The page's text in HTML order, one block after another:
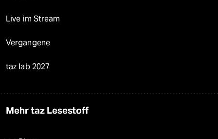
Live im Stream
Vergangene
taz lab 2027
Mehr taz Lesestoff